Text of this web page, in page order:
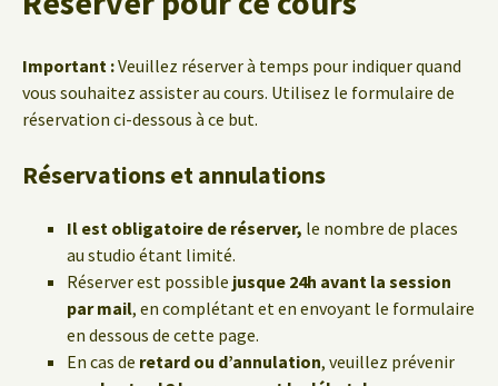
Important :Veuillez réserver à temps pour indiquer quand
vous souhaitez assister au cours. Utilisez le formulaire de
réservation ci-dessous à ce but.
Réservations et annulations
Il est obligatoire de réserver, le nombre de places
au studio étant limité.
Réserver est possible jusque 24h avant la session
par mail, en complétant et en envoyant le formulaire
en dessous de cette page.
En cas de retard ou d’annulation, veuillez prévenir